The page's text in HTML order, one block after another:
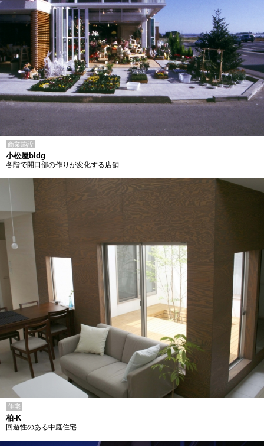
商業施設
小松屋bldg
各階で開口部の作りが変化する店舗
住宅
柏-K
回遊性のある中庭住宅